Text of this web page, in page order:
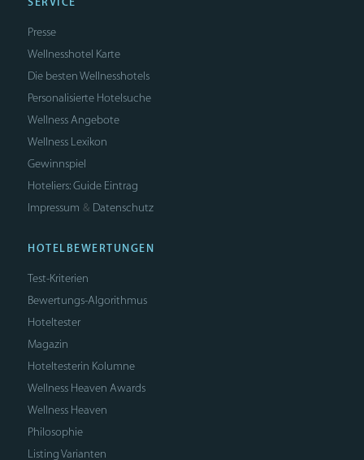
Presse
Wellnesshotel Karte
Die besten Wellnesshotels
Personalisierte Hotelsuche
Wellness Angebote
Wellness Lexikon
Gewinnspiel
Hoteliers: Guide Eintrag
Impressum & Datenschutz
HOTELBEWERTUNGEN
Test-Kriterien
Bewertungs-Algorithmus
Hoteltester
Magazin
Hoteltesterin Kolumne
Wellness Heaven Awards
Wellness Heaven
Philosophie
Listing Varianten